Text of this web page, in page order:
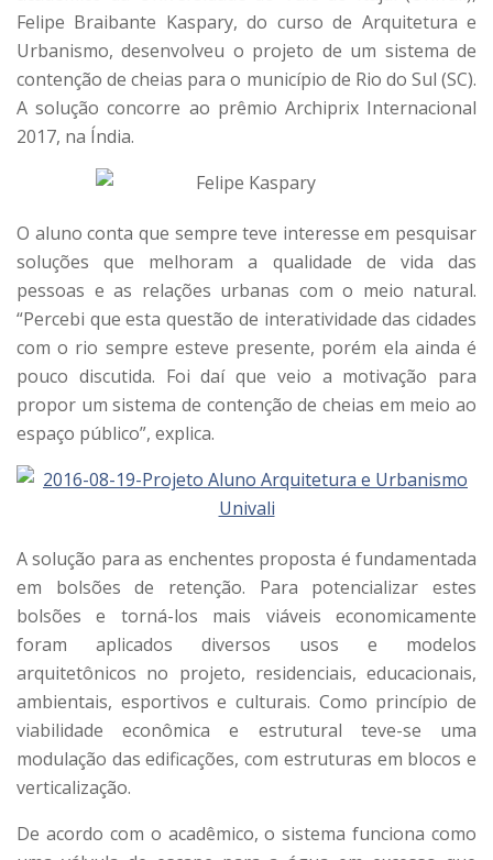
Felipe Braibante Kaspary, do curso de Arquitetura e
Urbanismo, desenvolveu o projeto de um sistema de
contenção de cheias para o município de Rio do Sul (SC).
A solução concorre ao prêmio Archiprix Internacional
2017, na Índia.
O aluno conta que sempre teve interesse em pesquisar
soluções que melhoram a qualidade de vida das
pessoas e as relações urbanas com o meio natural.
“Percebi que esta questão de interatividade das cidades
com o rio sempre esteve presente, porém ela ainda é
pouco discutida. Foi daí que veio a motivação para
propor um sistema de contenção de cheias em meio ao
espaço público”, explica.
A solução para as enchentes proposta é fundamentada
em bolsões de retenção. Para potencializar estes
bolsões e torná-los mais viáveis economicamente
foram aplicados diversos usos e modelos
arquitetônicos no projeto, residenciais, educacionais,
ambientais, esportivos e culturais. Como princípio de
viabilidade econômica e estrutural teve-se uma
modulação das edificações, com estruturas em blocos e
verticalização.
De acordo com o acadêmico, o sistema funciona como